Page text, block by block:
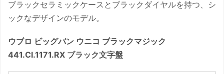
ブラックセラミックケースとブラックダイヤルを持つ、シ
ックなデザインのモデル。
ウブロ ビッグバン ウニコ ブラックマジック
441.CI.1171.RX ブラック文字盤